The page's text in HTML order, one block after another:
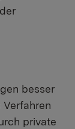
besser
private